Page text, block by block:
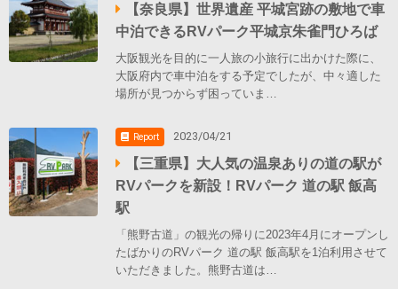
【奈良県】世界遺産 平城宮跡の敷地で車
中泊できるRVパーク平城京朱雀門ひろば
大阪観光を目的に一人旅の小旅行に出かけた際に、
大阪府内で車中泊をする予定でしたが、中々適した
場所が見つからず困っていま…
Report 2023/04/21
【三重県】大人気の温泉ありの道の駅が
RVパークを新設！RVパーク 道の駅 飯高
駅
「熊野古道」の観光の帰りに2023年4月にオープンし
たばかりのRVパーク 道の駅 飯高駅を1泊利用させて
いただきました。熊野古道は…